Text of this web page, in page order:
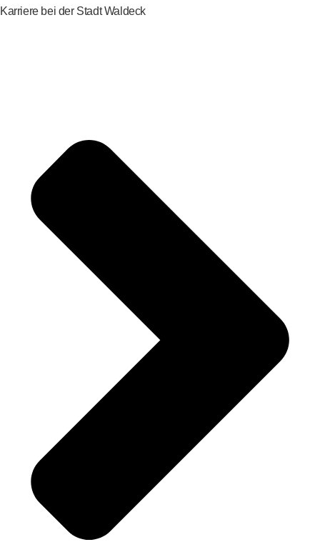
Karriere bei der Stadt Waldeck